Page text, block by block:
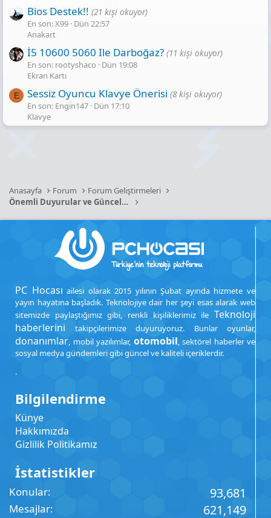
Bios Destek!! (21 kişi okuyor)
En son: X99 Dün 22:57
Anakart
İ5 10600 5060 Ile Darboğaz? (11 kişi okuyor)
En son: rootyshaco
Dün 19:08
Ekran Kartı
E Sessiz Oyuncu Klavye Önerisi (8 kişi okuyor)
En son: Engin147 Dün 17:10
Klavye
Anasayfa Forum
Forum Geliştirmeleri
Önemli Duyurular ve Güncellemeler
PC Hocası ailesi olarak 2015 yılının Şubat ayında hizmete ve
yayın hayatına başladık. Teknolojiye dair her şeyi esas alarak web
sitemizde paylaştığımız gibi, renkli kişiliklerimiz ile Teknoloji
haberlerini takipçilerimize duyuruyoruz. Bunlar oyunlar,
donanımlar, mobil yazılımlar, otomobil, sektörel haberler ve
sosyal medya gündemleri gibi güncel ve kaliteli içeriklerdir.
.
Bilgilendirme
Künye
Hakkımızda
Gizlilik Politikamız
İstatistikler
Konular 93,681
Mesajlar 621,149